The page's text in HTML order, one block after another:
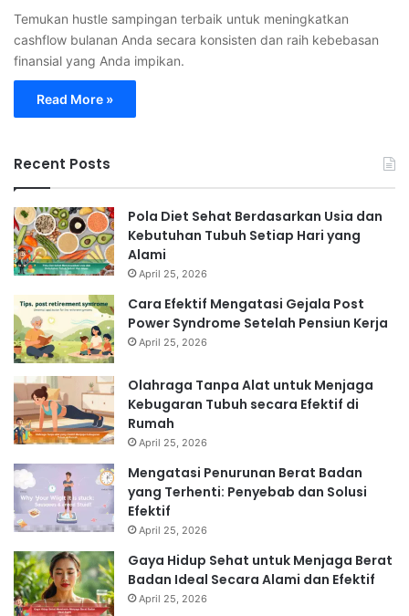
Temukan hustle sampingan terbaik untuk meningkatkan
cashflow bulanan Anda secara konsisten dan raih kebebasan
finansial yang Anda impikan.
Read More »
Recent Posts
Pola Diet Sehat Berdasarkan Usia dan
Kebutuhan Tubuh Setiap Hari yang
Alami
April 25, 2026
Cara Efektif Mengatasi Gejala Post
Power Syndrome Setelah Pensiun Kerja
April 25, 2026
Olahraga Tanpa Alat untuk Menjaga
Kebugaran Tubuh secara Efektif di
Rumah
April 25, 2026
Mengatasi Penurunan Berat Badan
yang Terhenti: Penyebab dan Solusi
Efektif
April 25, 2026
Gaya Hidup Sehat untuk Menjaga Berat
Badan Ideal Secara Alami dan Efektif
April 25, 2026